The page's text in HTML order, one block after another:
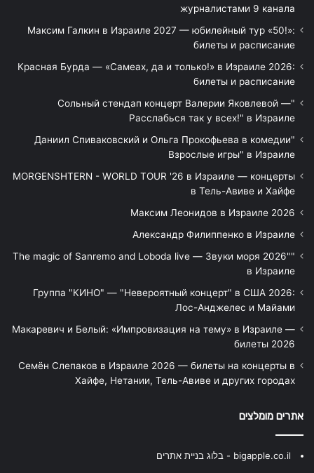
журналистами 9 канала
Максим Галкин в Израиле 2027 — юбилейный тур «50!»:
билеты и расписание
Красная Бурда — «Самеах, да и только!» в Израиле 2026:
билеты и расписание
"Сольный стендап концерт Валерии Яковлевой —
Расслабься так у всех!" в Израиле
"Даниил Спиваковский и Ольга Прокофьева в комедии
Взрослые игры" в Израиле
MORGENSHTERN - WORLD TOUR '26 в Израиле — концерты
в Тель-Авиве и Хайфе
Максим Леонидов в Израиле 2026
Александр Филиппенко в Израиле
"The magic of Sanremo and Loboda live — Звуки моря 2026"
в Израиле
Группа "КИНО" — "Невероятный концерт" в США 2026:
Лос-Анджелес и Майами
Макаревич и Белый: «Импровизация на тему» в Израиле —
билеты 2026
Семён Слепаков в Израиле 2026 — билеты на концерты в
Хайфе, Нетании, Тель-Авиве и других городах
אתרים מומלצים
bigapple.co.il - בלוג בניית אתרים